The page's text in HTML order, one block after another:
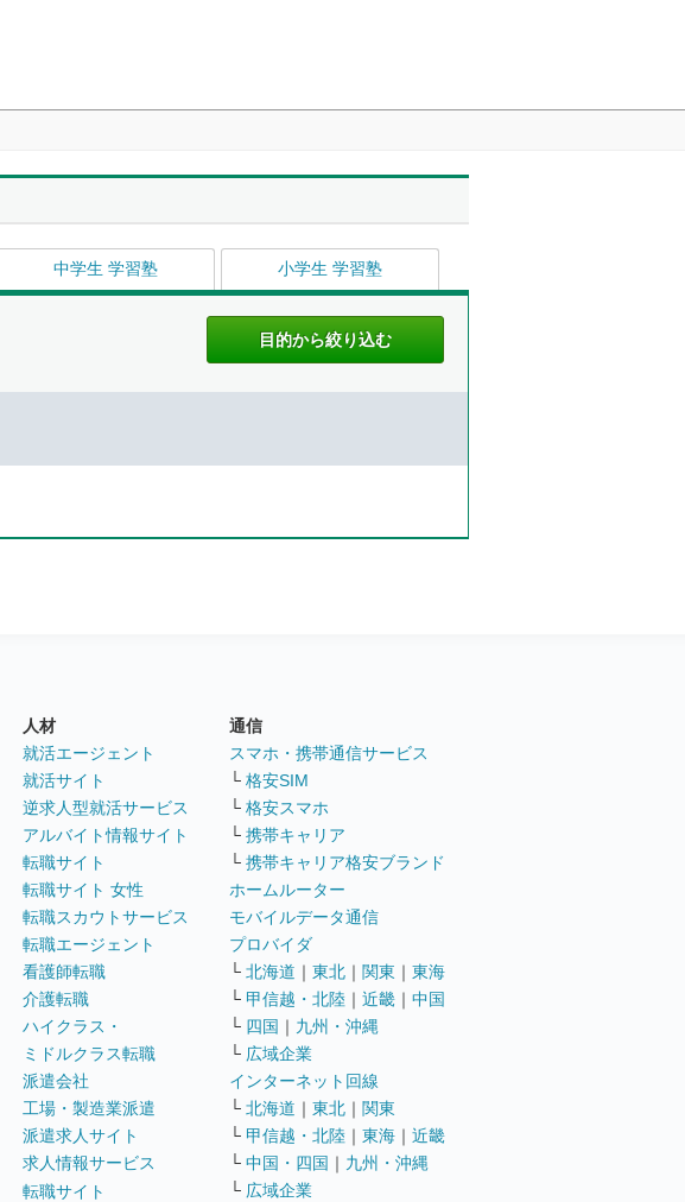
中学生 学習塾 小学生 学習塾
人材
就活エージェント
就活サイト
逆求人型就活サービス
アルバイト情報サイト
転職サイト
転職サイト 女性
転職スカウトサービス
転職エージェント
看護師転職
介護転職
ハイクラス・
ミドルクラス転職
派遣会社
工場・製造業派遣
派遣求人サイト
求人情報サービス
転職サイト
通信
スマホ・携帯通信サービス
└ 格安SIM
└ 格安スマホ
└ 携帯キャリア
└ 携帯キャリア格安ブランド
ホームルーター
モバイルデータ通信
プロバイダ
└ 北海道 ｜ 東北 ｜ 関東 ｜ 東海
└ 甲信越・北陸 ｜ 近畿 ｜ 中国
└ 四国 ｜ 九州・沖縄
└ 広域企業
インターネット回線
└ 北海道 ｜ 東北 ｜ 関東
└ 甲信越・北陸 ｜ 東海 ｜ 近畿
└ 中国・四国 ｜ 九州・沖縄
└ 広域企業